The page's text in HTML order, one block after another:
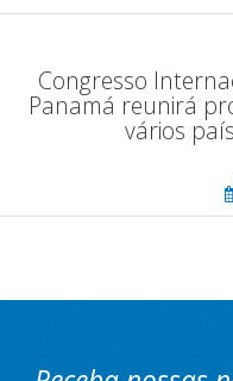
Congresso
Panamá reunirá
vários